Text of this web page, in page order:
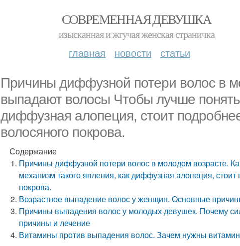
СОВРЕМЕННАЯ ДЕВУШКА
изысканная и жгучая женская страничка
главная новости статьи
Причины диффузной потери волос в
выпадают волосы Чтобы лучше понять
диффузная алопеция, стоит
волосяного покрова.
Содержание
Причины диффузной потери волос в молодом возрасте.
механизм такого явления, как диффузная алопеция,
покрова.
Возрастное выпадение волос у женщин. Основные
Причины выпадения волос у молодых девушек. Почему
причины и лечение
Витамины против выпадения волос. Зачем нужны